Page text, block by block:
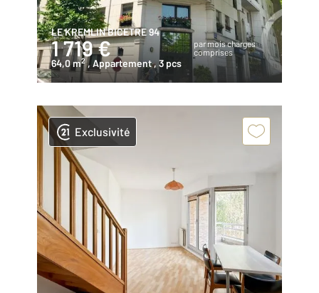
LE KREMLIN BICETRE 94
1 719 €
par mois charges
comprises
64,0 m2 , Appartement, 3 pcs
Exclusivité